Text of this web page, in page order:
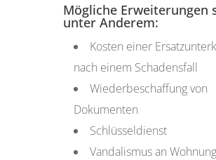
Mögliche Erweiterungen
unter Anderem:
Kosten einer
nach einem Schadensfall
Wiederbeschaffung von
Dokumenten
Schlüsseldienst
Vandalismus an